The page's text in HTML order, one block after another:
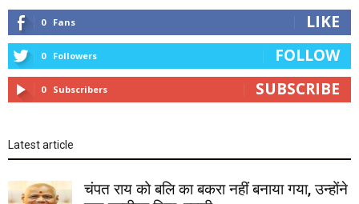
0 Fans LIKE
0 Followers FOLLOW
0 Subscribers SUBSCRIBE
Latest article
चंपत राय को बलि का बकरा नहीं बनाया गया, उन्होंने